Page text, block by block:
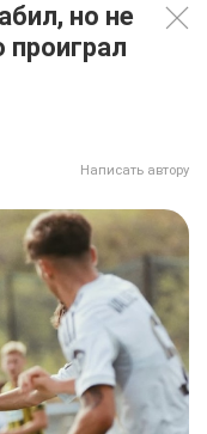
но не
проиграл
Написать автору